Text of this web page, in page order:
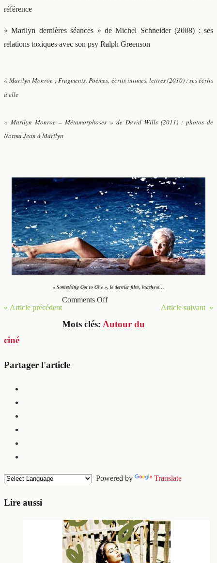
référence
« Marilyn dernières séances » de Michel Schneider (2008) : ses
relations toxiques avec son psy Ralph Greenson
« Marilyn Monroe ; Fragments. Poèmes, écrits intimes, lettres (2010) : ses écrits
à elle
« Marilyn Monroe – Métamorphoses » de David Wills (2011) : photos de
Norma Jean à Marilyn
« Something Got to Give », le dernier film, inachevé…
« Article précédent Article suivant »
Comments Off
Mots clés: Autour du
ciné
Partager l'article
Powered by Translate
Lire aussi